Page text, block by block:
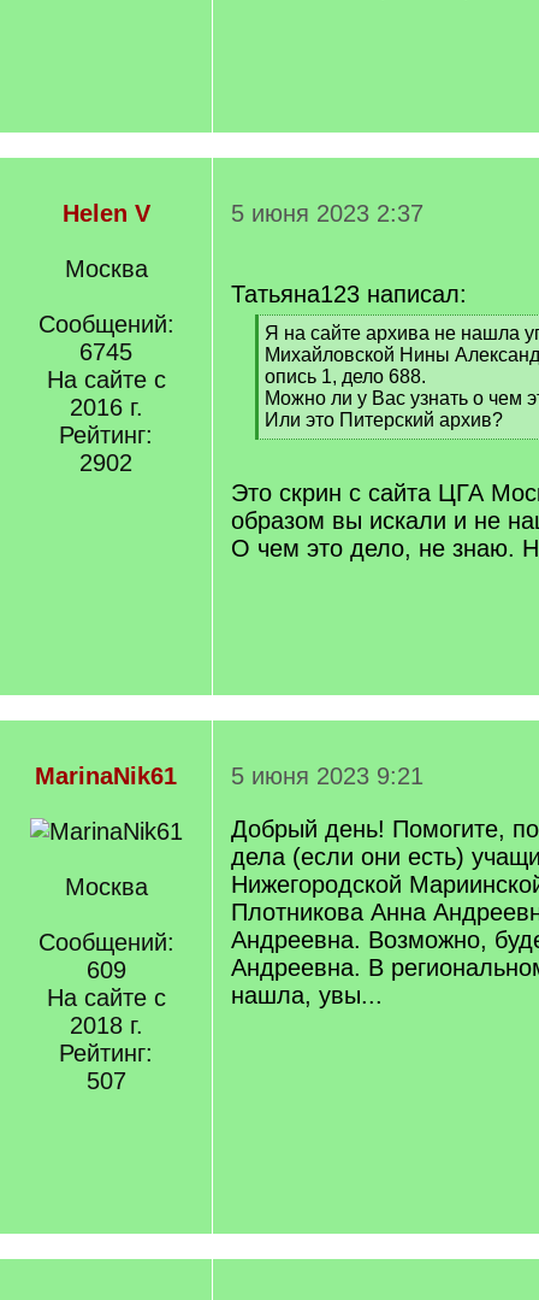
Helen V
Москва
Сообщений:
6745
На сайте с
2016 г.
Рейтинг:
2902
5 июня 2023 2:37
Татьяна123 написал:
[
q
]
Я на сайте архива не нашла
Михайловской Нины
опись 1, дело 688.
Можно ли у Вас узнать о чем
Или это Питерский архив?
[
q
]
Это скрин с сайта ЦГА
образом вы искали и не
О чем это дело, не знаю.
MarinaNik61
Москва
Сообщений:
609
На сайте с
2018 г.
Рейтинг:
507
5 июня 2023 9:21
Добрый день! Помогите,
дела (если они есть)
Нижегородской
Плотникова Анна
Андреевна. Возможно,
Андреевна. В
нашла, увы...